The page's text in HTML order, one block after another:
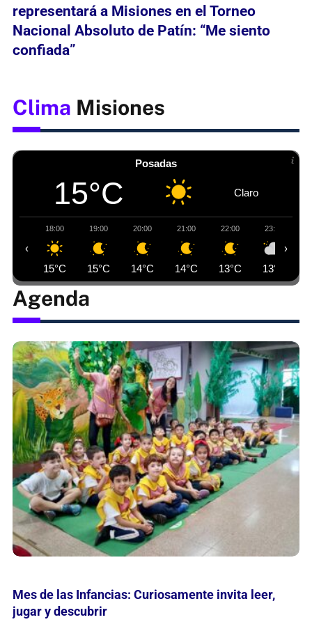
representará a Misiones en el Torneo
Nacional Absoluto de Patín: “Me siento
confiada”
Clima Misiones
Posadas
15°C Claro
18:00
15°C
19:00
15°C
20:00
14°C
21:00
14°C
22:00
13°C
23:00
13°C
‹ ›
Agenda
María Nathan reflexiona en grabados sobre
“Momentos en la Historia de la Belleza”